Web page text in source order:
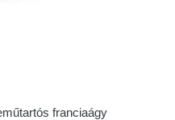
franciaágy